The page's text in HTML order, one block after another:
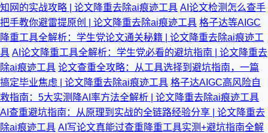
知网的实战攻略 | 论文降重去除ai痕迹工具 AI论文检测怎么查手
把手教你避雷提原创 | 论文降重去除ai痕迹工具 格子达等AIGC
降重工具全解析：学生党论文通关秘籍 | 论文降重去除ai痕迹工
具 AI论文降重工具全解析：学生党必看的避坑指南 | 论文降重去
除ai痕迹工具 论文查重全攻略：从工具选择到避坑指南，一篇
搞定毕业焦虑 | 论文降重去除ai痕迹工具 格子达AIGC高风险自
救指南：5大实测降AI率方法全解析 | 论文降重去除ai痕迹工具
AI查重避坑指南：从原理到实战的全链路经验分享 | 论文降重去
除ai痕迹工具 AI写论文真能过查重降重工具实测+避坑指南全解